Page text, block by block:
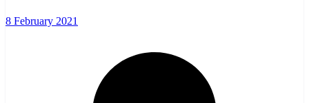
8 February 2021